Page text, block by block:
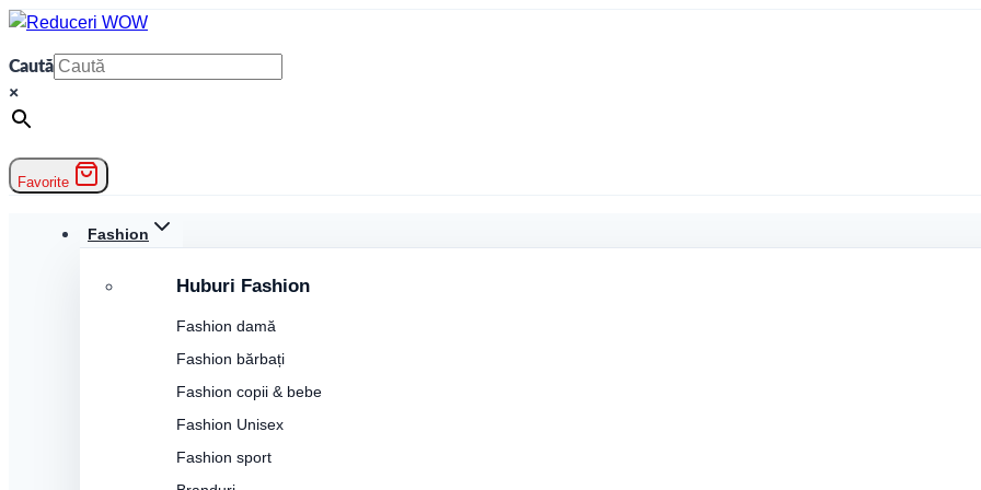
Skip
content
Caută
×
Favorite
Fashion
Huburi Fashion
Fashion damă
Fashion bărbați
Fashion copii & bebe
Fashion Unisex
Fashion sport